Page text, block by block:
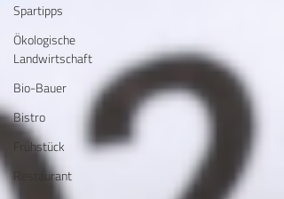
Spartipps
Ökologische
Landwirtschaft
Bio-Bauer
Bistro
Frühstück
Restaurant